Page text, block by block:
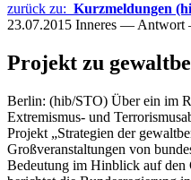
zurück zu: Kurzmeldungen
23.07.2015 Inneres — Antwort
Projekt zu
Berlin: (hib/STO) Über ein im
Extremismus- und
Projekt „Strategien der
Großveranstaltungen von
Bedeutung im Hinblick auf